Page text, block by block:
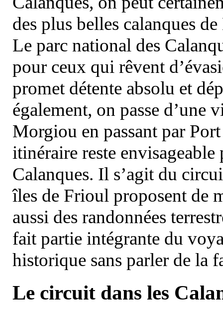
des plus belles calanques
Le parc national des
pour ceux qui rêvent
promet détente absolu et
également, on passe d’une
Morgiou en passant par
itinéraire reste
Calanques. Il s’agit du
îles de Frioul proposent de
aussi des randonnées
fait partie intégrante du
historique sans parler de la
Le circuit dans les